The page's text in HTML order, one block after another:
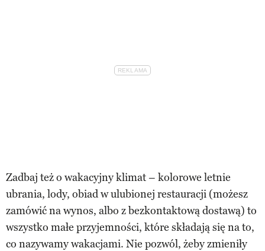
Zadbaj też o wakacyjny klimat – kolorowe letnie
ubrania, lody, obiad w ulubionej restauracji (możesz
zamówić na wynos, albo z bezkontaktową dostawą) to
wszystko małe przyjemności, które składają się na to,
co nazywamy wakacjami. Nie pozwól, żeby zmieniły